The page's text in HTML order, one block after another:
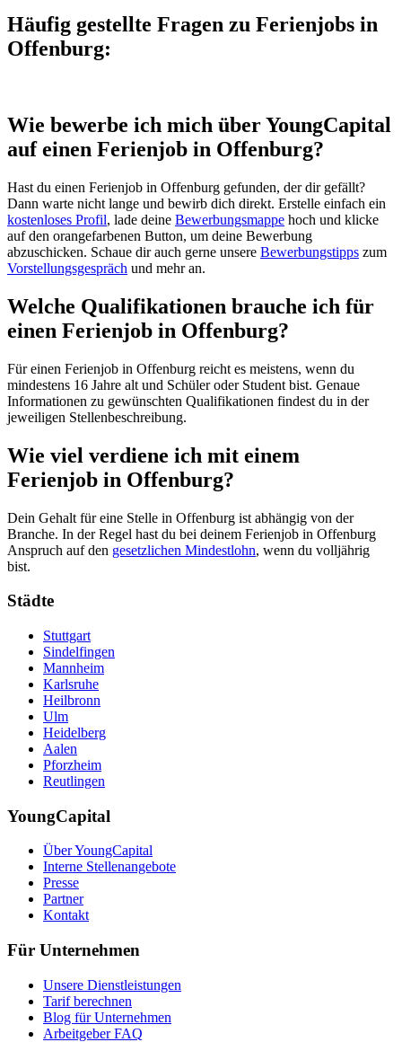
Häufig gestellte Fragen zu Ferienjobs in
Offenburg:
Wie bewerbe ich mich über YoungCapital
auf einen Ferienjob in Offenburg?
Hast du einen Ferienjob in Offenburg gefunden, der dir gefällt?
Dann warte nicht lange und bewirb dich direkt. Erstelle einfach ein
kostenloses Profil, lade deine Bewerbungsmappe hoch und klicke
auf den orangefarbenen Button, um deine Bewerbung
abzuschicken. Schaue dir auch gerne unsere Bewerbungstipps zum
Vorstellungsgespräch und mehr an.
Welche Qualifikationen brauche ich für
einen Ferienjob in Offenburg?
Für einen Ferienjob in Offenburg reicht es meistens, wenn du
mindestens 16 Jahre alt und Schüler oder Student bist. Genaue
Informationen zu gewünschten Qualifikationen findest du in der
jeweiligen Stellenbeschreibung.
Wie viel verdiene ich mit einem
Ferienjob in Offenburg?
Dein Gehalt für eine Stelle in Offenburg ist abhängig von der
Branche. In der Regel hast du bei deinem Ferienjob in Offenburg
Anspruch auf den gesetzlichen Mindestlohn, wenn du volljährig
bist.
Städte
Stuttgart
Sindelfingen
Mannheim
Karlsruhe
Heilbronn
Ulm
Heidelberg
Aalen
Pforzheim
Reutlingen
YoungCapital
Über YoungCapital
Interne Stellenangebote
Presse
Partner
Kontakt
Für Unternehmen
Unsere Dienstleistungen
Tarif berechnen
Blog für Unternehmen
Arbeitgeber FAQ